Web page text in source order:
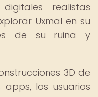
digitales realistas
Uxmal en su
de su ruina y
3D de
los usuarios